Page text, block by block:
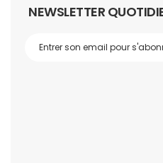
NEWSLETTER